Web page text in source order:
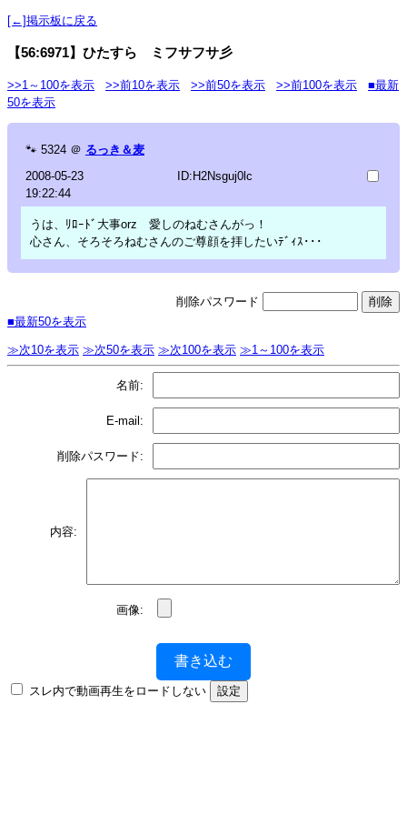
[←]掲示板に戻る
【56:6971】ひたすら ミフサフサ彡
>>1～100を表示 >>前10を表示 >>前50を表示 >>前100を表示
■最新
50を表示
🐾 5324 ＠ るっき＆麦
2008-05-23
19:22:44
ID:H2Nsguj0lc
うは、ﾘﾛｰﾄﾞ大事orz 愛しのねむさんがっ！
心さん、そろそろねむさんのご尊顔を拝したいﾃﾞｨｽ･･･
削除パスワード
■最新50を表示
≫次10を表示 ≫次50を表示 ≫次100を表示 ≫1～100を表示
名前:
E-mail:
削除パスワード:
内容:
画像:
書き込む
スレ内で動画再生をロードしない